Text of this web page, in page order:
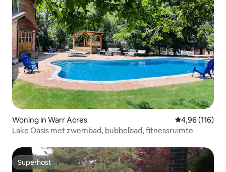
Woning in Warr Acres Gemiddelde
4,96 (116)
Lake Oasis met zwembad, bubbelbad, fitnessruimte
Superhost
Superhost